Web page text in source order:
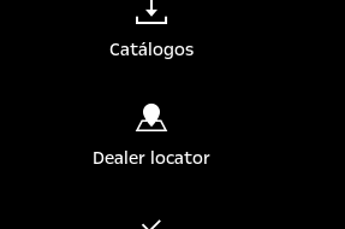
Catálogos
Dealer locator